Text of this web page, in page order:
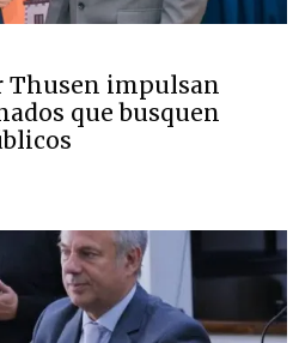
Thusen impulsan
que busquen